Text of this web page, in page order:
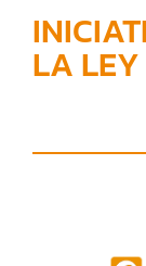
LA LEY